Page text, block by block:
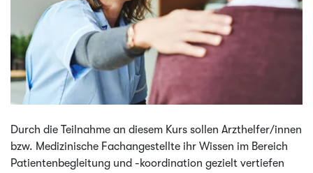
Durch die Teilnahme an diesem Kurs sollen Arzthelfer/innen
bzw. Medizinische Fachangestellte ihr Wissen im Bereich
Patientenbegleitung und -koordination gezielt vertiefen